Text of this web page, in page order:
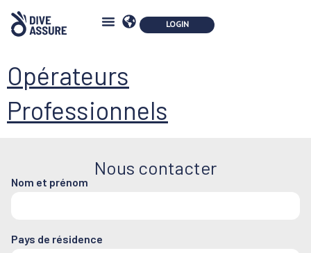
Opérateurs
Professionnels
Nous contacter
Nom et prénom
Pays de résidence